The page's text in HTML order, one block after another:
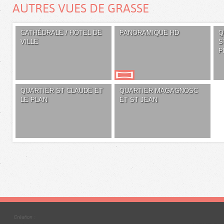
AUTRES VUES DE GRASSE
CATHÉDRALE / HOTEL DE
VILLE
PANORAMIQUE HD
QUARTIER ST CLAUDE ET
LE PLAN
QUARTIER MAGAGNOSC
ET ST JEAN